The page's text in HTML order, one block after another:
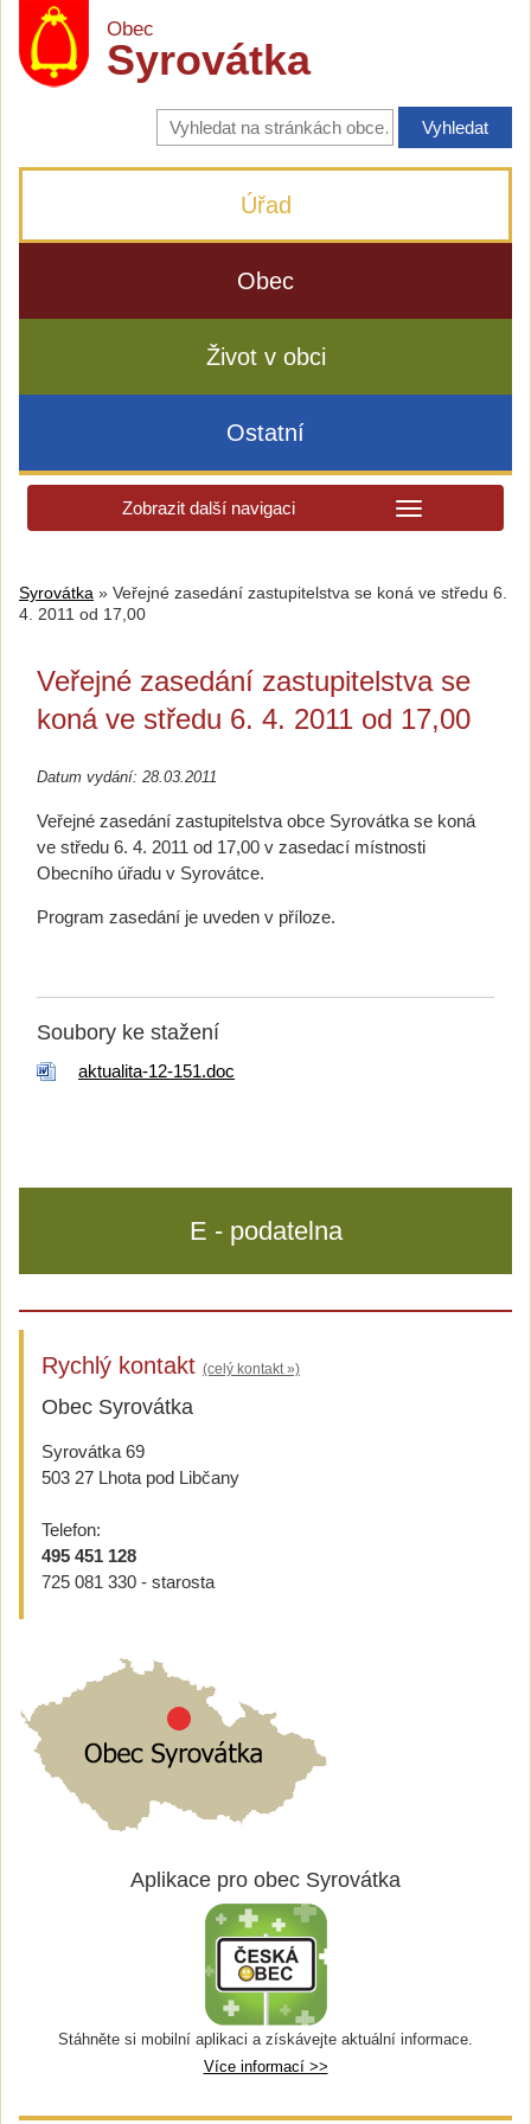
Obec
Syrovátka
Vyhledávání
na
stránkách
Úřad
Obec
Život v obci
Ostatní
Zobrazit další navigaci
Syrovátka » Veřejné zasedání zastupitelstva se koná ve středu 6.
4. 2011 od 17,00
Veřejné zasedání zastupitelstva se
koná ve středu 6. 4. 2011 od 17,00
Datum vydání: 28.03.2011
Veřejné zasedání zastupitelstva obce Syrovátka se koná
ve středu 6. 4. 2011 od 17,00 v zasedací místnosti
Obecního úřadu v Syrovátce.
Program zasedání je uveden v příloze.
Soubory ke stažení
aktualita-12-151.doc
E - podatelna
Rychlý kontakt (celý kontakt »)
Obec Syrovátka
Syrovátka 69
503 27 Lhota pod Libčany
Telefon:
495 451 128
725 081 330 - starosta
Aplikace pro obec Syrovátka
Stáhněte si mobilní aplikaci a získávejte aktuální informace.
Více informací >>